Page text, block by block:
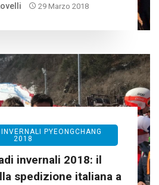
29 Marzo 2018
PYEONGCHANG
2018
invernali 2018: il
spedizione italiana a